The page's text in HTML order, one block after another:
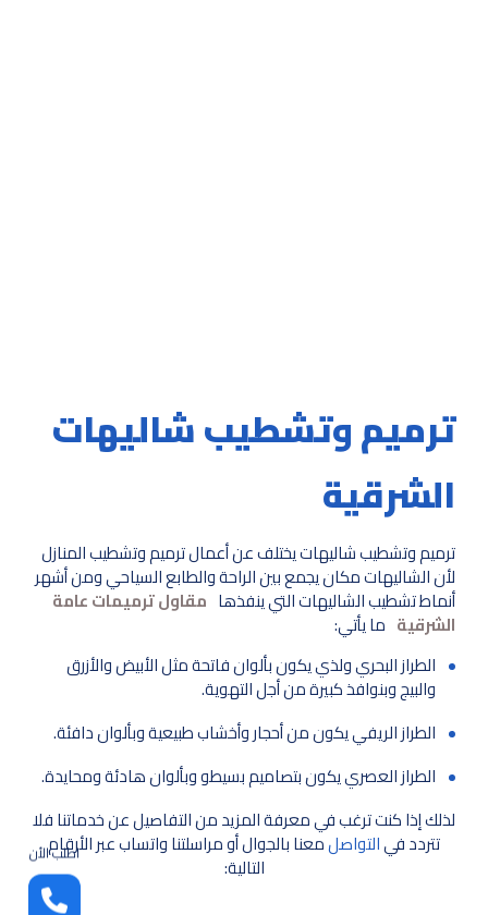
ترميم وتشطيب شاليهات
الشرقية
ترميم وتشطيب شاليهات يختلف عن أعمال ترميم وتشطيب المنازل
لأن الشاليهات مكان يجمع بين الراحة والطابع السياحي ومن أشهر
أنماط تشطيب الشاليهات التي ينفذها مقاول ترميمات عامة
الشرقية ما يأتي:
الطراز البحري ولذي يكون بألوان فاتحة مثل الأبيض والأزرق
والبيج وبنوافذ كبيرة من أجل التهوية.
الطراز الريفي يكون من أحجار وأخشاب طبيعية وبألوان دافئة.
الطراز العصري يكون بتصاميم بسيطو وبألوان هادئة ومحايدة.
لذلك إذا كنت ترغب في معرفة المزيد من التفاصيل عن خدماتنا فلا
تتردد فيالتواصلمعنا بالجوال أو مراسلتنا واتساب عبر الأرقام
التالية: اطلب الأن